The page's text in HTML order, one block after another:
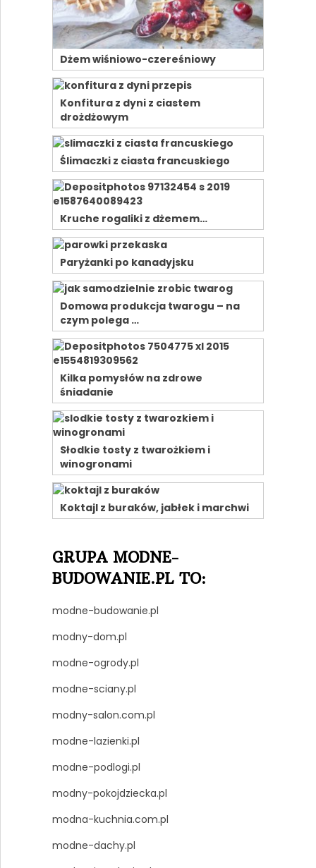
Dżem wiśniowo-czereśniowy
Konfitura z dyni z ciastem
drożdżowym
Ślimaczki z ciasta francuskiego
Kruche rogaliki z dżemem…
Paryżanki po kanadyjsku
Domowa produkcja twarogu – na
czym polega …
Kilka pomysłów na zdrowe
śniadanie
Słodkie tosty z twarożkiem i
winogronami
Koktajl z buraków, jabłek i marchwi
GRUPA MODNE-
BUDOWANIE.PL TO:
modne-budowanie.pl
modny-dom.pl
modne-ogrody.pl
modne-sciany.pl
modny-salon.com.pl
modne-lazienki.pl
modne-podlogi.pl
modny-pokojdziecka.pl
modna-kuchnia.com.pl
modne-dachy.pl